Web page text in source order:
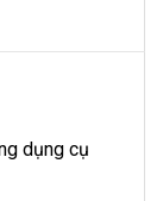
dụng cụ